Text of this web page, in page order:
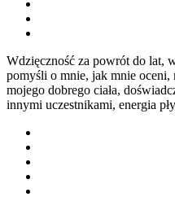
Wdzięczność za powrót do lat,
pomyśli o mnie, jak mnie oceni,
mojego dobrego ciała,
innymi uczestnikami, energia